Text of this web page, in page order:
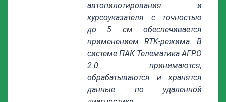
автопилотирования и
курсоуказателя с точностью
до 5 см обеспечивается
применением RTK-режима. В
системе ПАК Телематика АГРО
2.0 принимаются,
обрабатываются и хранятся
данные по удаленной